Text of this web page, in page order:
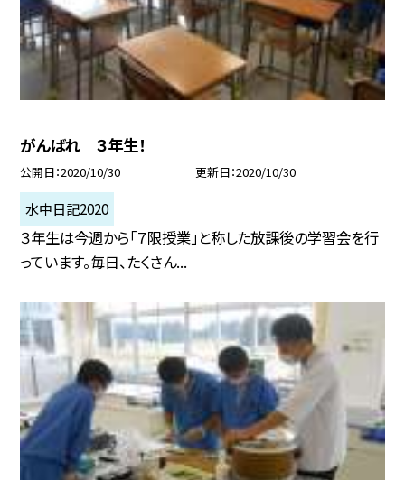
がんばれ ３年生！
公開日 2020/10/30 更新日 2020/10/30
水中日記2020
３年生は今週から「７限授業」と称した放課後の学習会を行
っています。毎日、たくさん...